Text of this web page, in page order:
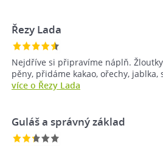
Řezy Lada
Nejdříve si připravíme náplň.
pěny, přidáme kakao, ořechy,
více o Řezy Lada
Guláš a správný základ